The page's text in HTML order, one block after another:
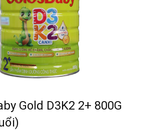
Gold D3K2 2+ 800G